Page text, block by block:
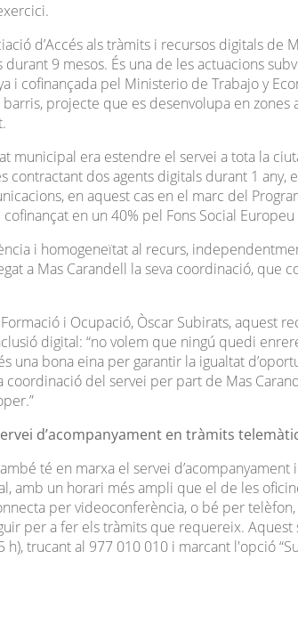
d’Accés als tràmits i recursos digitals
9 mesos. És una de les actuacions
i cofinançada pel Ministerio de Trabajo y
projecte que es desenvolupa en
municipal era estendre el servei a tota la
contractant dos agents digitals durant 1
en aquest cas en el marc del
en un 40% pel Fons Social Europeu
i homogeneïtat al recurs,
a Mas Carandell la seva coordinació, que
Formació i Ocupació, Òscar Subirats, aquest
digital: “no volem que ningú quedi
una bona eina per garantir la igualtat
coordinació del servei per part de Mas
d’acompanyament en tràmits
té en marxa el servei
amb un horari més ampli que el de les
per videoconferència, o bé per
per a fer els tràmits que requereix.
trucant al 977 010 010 i marcant l'opció